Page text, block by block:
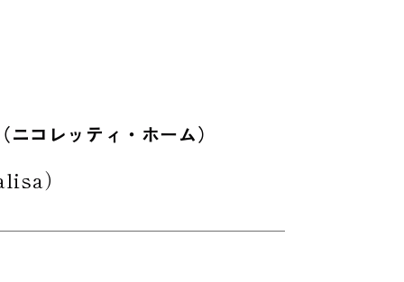
ニコレッティ・ホーム）
）